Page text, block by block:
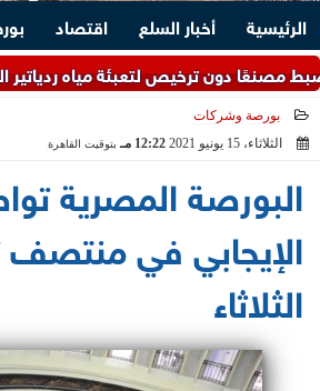
الرئيسية أخبار السلع اقتصاد
ترخيص لتعبئة مياه ردياتير السيارات
بورصة وشركات
الثلاثاء، 15 يونيو 2021
12:22 مـ بتوقيت القاهرة
البورصة المصرية
الإيجابي في منتصف
الثلاثاء